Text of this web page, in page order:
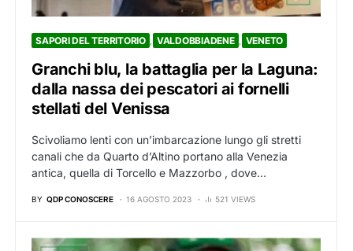
SAPORI DEL TERRITORIO VALDOBBIADENE VENETO
Granchi blu, la battaglia per la Laguna:
dalla nassa dei pescatori ai fornelli
stellati del Venissa
Scivoliamo lenti con un’imbarcazione lungo gli stretti
canali che da Quarto d’Altino portano alla Venezia
antica, quella di Torcello e Mazzorbo , dove…
BY QDP CONOSCERE 16 AGOSTO 2023 521 VIEWS